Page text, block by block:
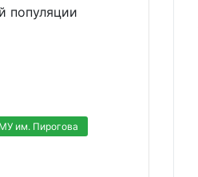
популяции
им. Пирогова